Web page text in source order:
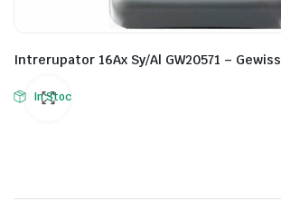
Intrerupator 16Ax Sy/Al GW20571 – Gewiss
In Stoc